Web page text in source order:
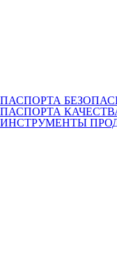
ПАСПОРТА
ПАСПОРТА
ИНСТРУМЕНТЫ